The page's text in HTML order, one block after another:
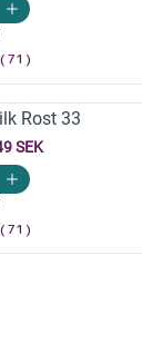
(71)
Rost 33
SEK
(71)